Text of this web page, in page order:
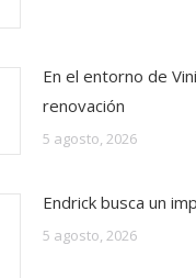
En el entorno de
renovación
5 agosto, 2026
Endrick busca un
5 agosto, 2026